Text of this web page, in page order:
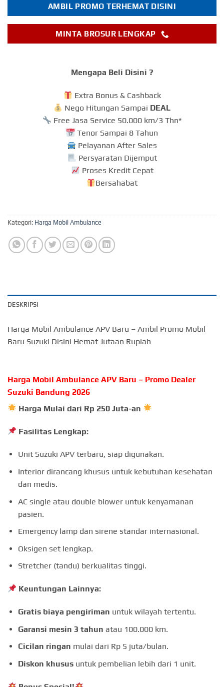
AMBIL PROMO TERHEMAT DISINI
MINTA BROSUR LENGKAP
Mengapa Beli Disini ?
Extra Bonus & Cashback
Nego Hitungan Sampai DEAL
Free Jasa Service 50.000 km/3 Thn*
Tenor Sampai 8 Tahun
Pelayanan After Sales
Persyaratan Dijemput
Proses Kredit Cepat
Bersahabat
Kategori: Harga Mobil Ambulance
DESKRIPSI
Harga Mobil Ambulance APV Baru – Ambil Promo Mobil
Baru Suzuki Disini Hemat Jutaan Rupiah
Harga Mobil Ambulance APV Baru – Promo Dealer
Suzuki Bandung 2026
Harga Mulai dari Rp 250 Juta-an
Fasilitas Lengkap:
Unit Suzuki APV terbaru, siap digunakan.
Interior dirancang khusus untuk kebutuhan kesehatan
dan medis.
AC single atau double blower untuk kenyamanan
pasien.
Emergency lamp dan sirene standar internasional.
Oksigen set lengkap.
Stretcher (tandu) berkualitas tinggi.
Keuntungan Lainnya:
Gratis biaya pengiriman untuk wilayah tertentu.
Garansi mesin 3 tahun atau 100.000 km.
Cicilan ringan mulai dari Rp 5 juta/bulan.
Diskon khususuntuk pembelian lebih dari 1 unit.